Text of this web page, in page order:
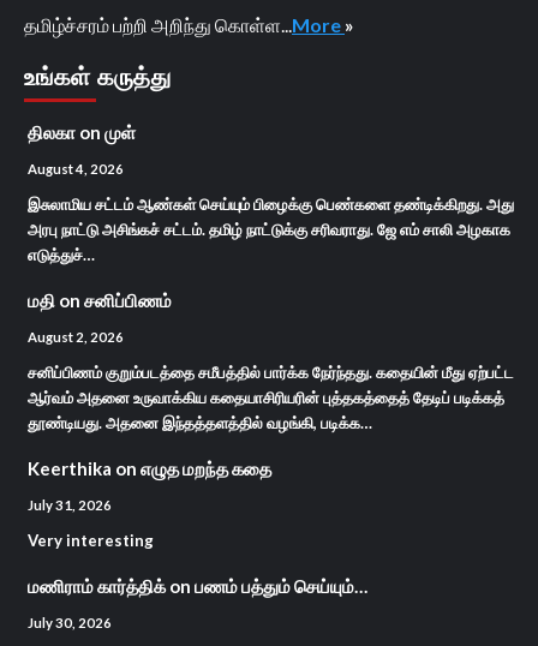
தமிழ்ச்சரம் பற்றி அறிந்து கொள்ள... More »
உங்கள் கருத்து
திலகா on முள்
August 4, 2026
இசுலாமிய சட்டம் ஆண்கள் செய்யும் பிழைக்கு பெண்களை தண்டிக்கிறது. அது
அரபு நாட்டு அசிங்கச் சட்டம். தமிழ் நாட்டுக்கு சரிவராது. ஜே எம் சாலி அழகாக
எடுத்துச்…
மதி on சனிப்பிணம்
August 2, 2026
சனிப்பிணம் குறும்படத்தை சமீபத்தில் பார்க்க நேர்ந்தது. கதையின் மீது ஏற்பட்ட
ஆர்வம் அதனை உருவாக்கிய கதையாசிரியரின் புத்தகத்தைத் தேடிப் படிக்கத்
தூண்டியது. அதனை இந்தத்தளத்தில் வழங்கி, படிக்க…
Keerthika on எழுத மறந்த கதை
July 31, 2026
Very interesting
மணிராம் கார்த்திக்on பணம் பத்தும் செய்யும்…
July 30, 2026